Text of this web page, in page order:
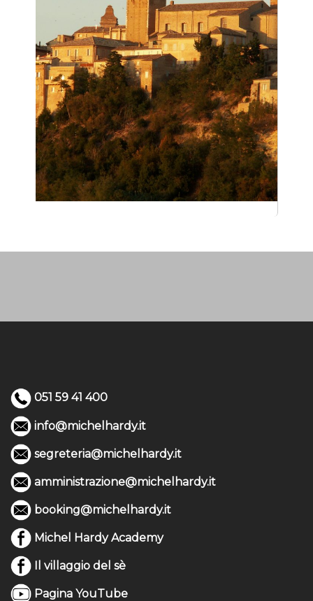
051 59 41 400
info@michelhardy.it
segreteria@michelhardy.it
amministrazione@michelhardy.it
booking@michelhardy.it
Michel Hardy Academy
Il villaggio del sè
Pagina YouTube